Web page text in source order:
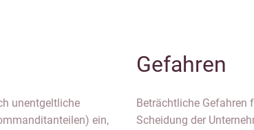
unentgeltliche
ein,
Gefahren
Beträchtliche Gefahren
Scheidung der